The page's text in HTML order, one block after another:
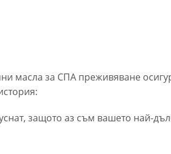
масла за СПА преживяване
защото аз съм вашето най-